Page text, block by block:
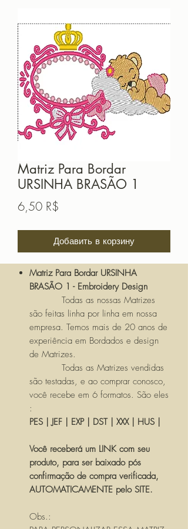
Matriz Para Bordar
URSINHA BRASÃO 1
6,50 R$
Добавить в корзину
Matriz Para Bordar URSINHA
BRASÃO 1 - Embroidery Design
Todas as nossas Matrizes
são feitas linha por linha em nossa
empresa. Temos mais de 20 anos de
experiência em Bordados e design
de Matrizes.
Todas as Matrizes vendidas
são testadas, e ao comprar conosco,
você recebe em 6 formatos. São eles
:
PES | JEF | EXP | DST | XXX | HUS |
Você receberá um LINK com seu
produto, para ser baixado pós
confirmação de compra verificada,
AUTOMATICAMENTE pelo SITE.
Obs.: